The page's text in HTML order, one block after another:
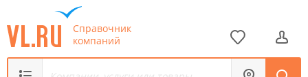
Справочник
компаний